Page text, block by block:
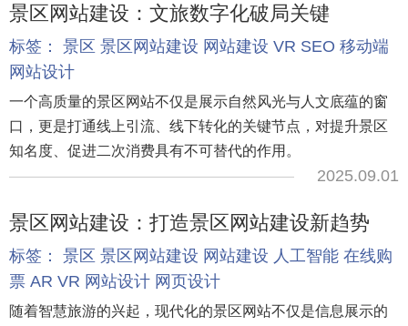
景区网站建设：文旅数字化破局关键
标签： 景区 景区网站建设 网站建设 VR SEO 移动端
网站设计
一个高质量的景区网站不仅是展示自然风光与人文底蕴的窗
口，更是打通线上引流、线下转化的关键节点，对提升景区
知名度、促进二次消费具有不可替代的作用。
2025.09.01
景区网站建设：打造景区网站建设新趋势
标签： 景区 景区网站建设 网站建设 人工智能 在线购
票 AR VR 网站设计 网页设计
随着智慧旅游的兴起，现代化的景区网站不仅是信息展示的